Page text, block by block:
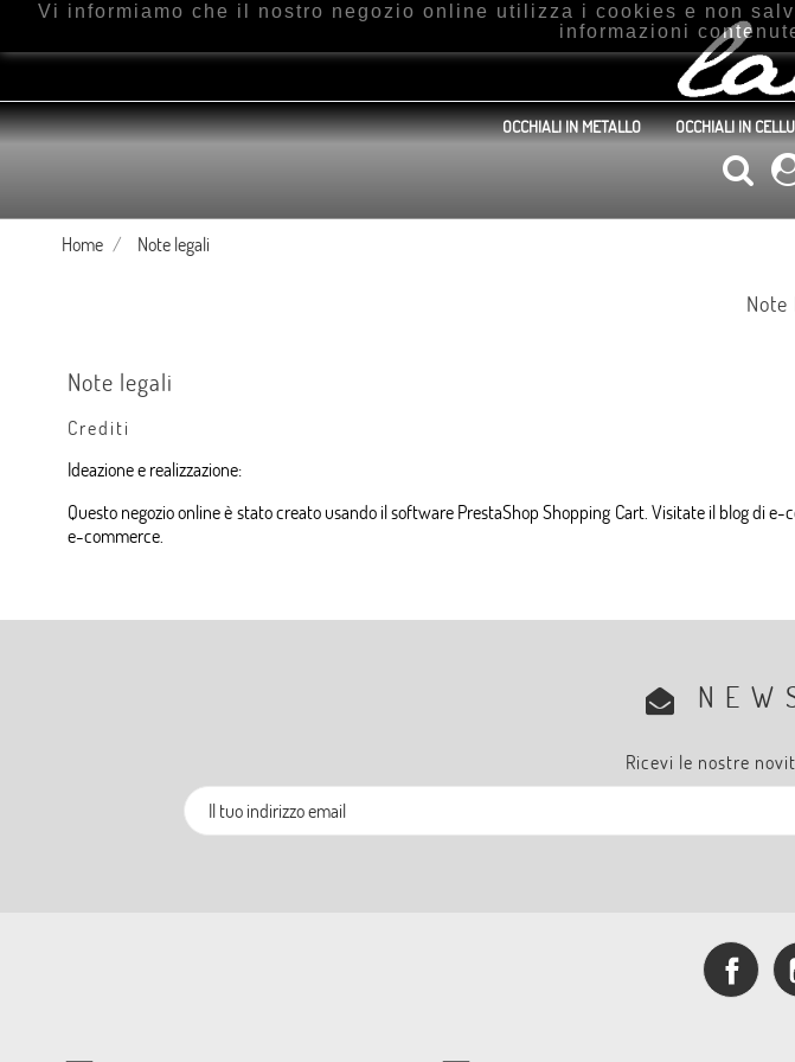
OCCHIALI IN METALLO OCCHIALI IN
Home Note legali
Note
Note legali
Crediti
Ideazione e realizzazione:
Questo negozio online è stato creato usando il software PrestaShop Shopping Cart. Visitate il blog di e-
e-commerce.
Ricevi le nostre
Vi informiamo che il nostro negozio online utilizza i cookies e non
informazioni